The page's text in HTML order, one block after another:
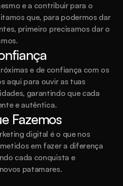
e a contribuir para o
que, para podermos dar
primeiro precisamos dar o
e de confiança com os
aqui para ouvir as tuas
garantindo que cada
e autêntica.
Fazemos
digital é o que nos
em fazer a diferença
cada conquista e
patamares.